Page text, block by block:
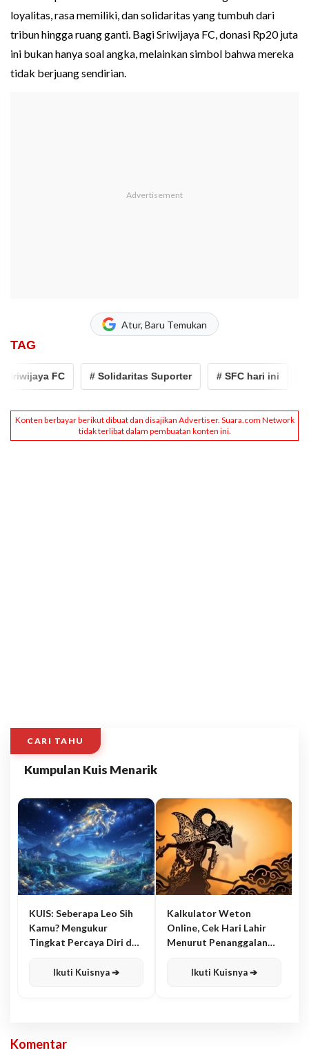
loyalitas, rasa memiliki, dan solidaritas yang tumbuh dari
tribun hingga ruang ganti. Bagi Sriwijaya FC, donasi Rp20 juta
ini bukan hanya soal angka, melainkan simbol bahwa mereka
tidak berjuang sendirian.
Atur, Baru Temukan
TAG
FC # Solidaritas Suporter # SFC hari ini
CARI TAHU
Kumpulan Kuis Menarik
KUIS: Seberapa Leo Sih
Kamu? Mengukur
Tingkat Percaya Diri dan
Ikuti Kuisnya ➔
Kalkulator Weton
Online, Cek Hari Lahir
Menurut Penanggalan
Ikuti Kuisnya ➔
Komentar